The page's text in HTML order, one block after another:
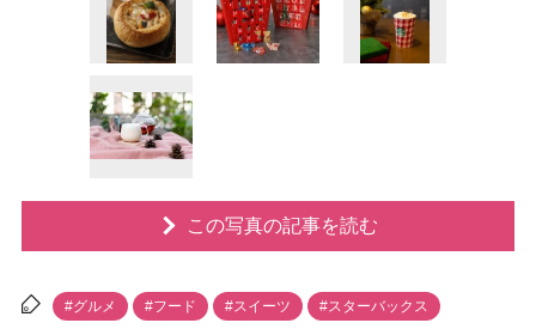
この写真の記事を読む
#グルメ #フード #スイーツ #スターバックス